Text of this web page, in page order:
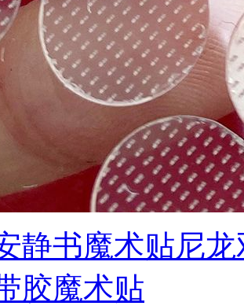
静书魔术贴尼
胶魔术贴